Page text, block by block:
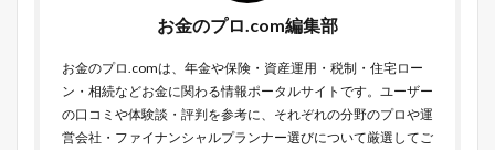
お金のプロ.com編集部
お金のプロ.comは、年金や保険・資産運用・税制・住宅ロー
ン・相続などお金に関わる情報ポータルサイトです。ユーザー
の口コミや体験談・評判を参考に、それぞれの分野のプロや運
営会社・ファイナンシャルプランナー選びについて厳選してご